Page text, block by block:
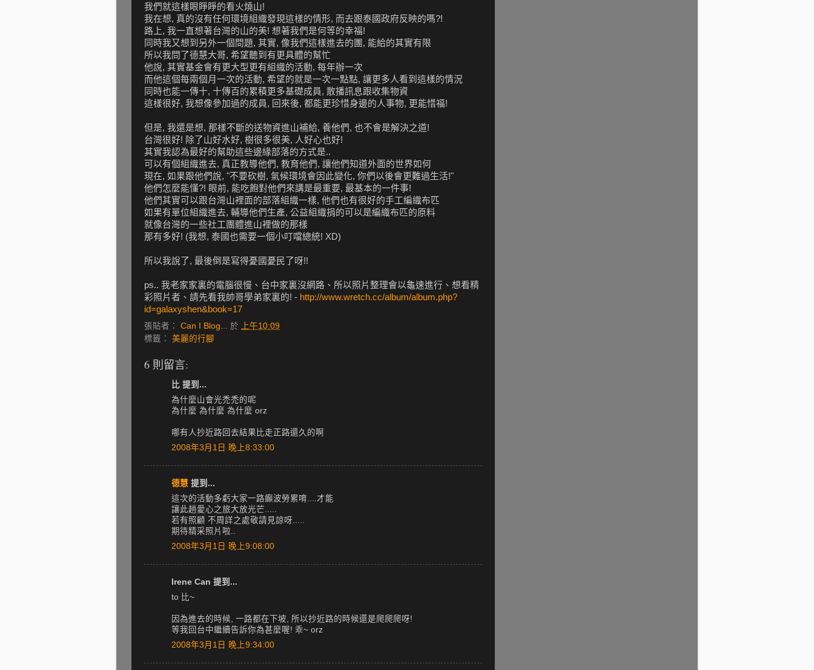
我們就這樣眼睜睜的看火燒山!
我在想, 真的沒有任何環境組織發現這樣的情形, 而去跟泰國政府反映的嗎?!
路上, 我一直想著台灣的山的美! 想著我們是何等的幸福!
同時我又想到另外一個問題, 其實, 像我們這樣進去的團, 能給的其實有限
所以我問了德慧大哥, 希望聽到有更具體的幫忙
他說, 其實基金會有更大型更有組織的活動, 每年辦一次
而他這個每兩個月一次的活動, 希望的就是一次一點點, 讓更多人看到這樣的情況
同時也能一傳十, 十傳百的累積更多基礎成員, 散播訊息跟收集物資
這樣很好, 我想像參加過的成員, 回來後, 都能更珍惜身邊的人事物, 更能惜福!
但是, 我還是想, 那樣不斷的送物資進山補給, 養他們, 也不會是解決之道!
台灣很好! 除了山好水好, 樹很多很美, 人好心也好!
其實我認為最好的幫助這些邊緣部落的方式是..
可以有個組織進去, 真正教導他們, 教育他們, 讓他們知道外面的世界如何
現在, 如果跟他們說, "不要砍樹, 氣候環境會因此變化, 你們以後會更難過生活!"
他們怎麼能懂?! 眼前, 能吃飽對他們來講是最重要, 最基本的一件事!
他們其實可以跟台灣山裡面的部落組織一樣, 他們也有很好的手工編織布匹
如果有單位組織進去, 輔導他們生產, 公益組織捐的可以是編織布匹的原料
就像台灣的一些社工團體進山裡做的那樣
那有多好! (我想, 泰國也需要一個小叮噹總統! XD)
所以我說了, 最後倒是寫得憂國憂民了呀!!
ps.. 我老家家裏的電腦很慢、台中家裏沒網路、所以照片整理會以龜速進行、想看精
彩照片者、請先看我帥哥學弟家裏的! - http://www.wretch.cc/album/album.php?
id=galaxyshen&book=17
張貼者： Can I Blog... 於
上午10:09
標籤： 美麗的行腳
6 則留言:
比 提到...
為什麼山會光禿禿的呢
為什麼 為什麼 為什麼 orz
哪有人抄近路回去結果比走正路還久的啊
2008年3月1日 晚上8:33:00
德慧 提到...
這次的活動多虧大家一路癲波勞累唷....才能
讓此趟愛心之旅大放光芒.....
若有照顧 不周詳之處敬請見諒呀.....
期待精采照片啦..
2008年3月1日 晚上9:08:00
Irene Can 提到...
to 比~
因為進去的時候, 一路都在下坡, 所以抄近路的時候還是爬爬爬呀!
等我回台中繼續告訴你為甚麼喔! 乖~ orz
2008年3月1日 晚上9:34:00